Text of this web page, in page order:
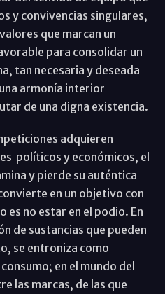
y convivencias singulares,
que marcan un
para consolidar un
tan necesaria y deseada
armonía interior
de una digna existencia.
adquieren
políticos y económicos, el
y pierde su auténtica
en un objetivo con
no estar en el podio. En
de sustancias que pueden
se entroniza como
en el mundo del
las marcas, de las que